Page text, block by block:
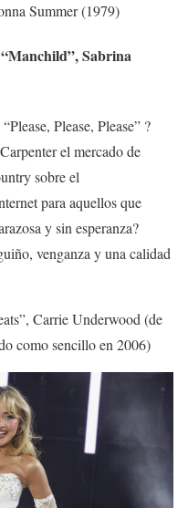
Summer (1979)
Sabrina
Please, Please” ?
el mercado de
sobre el
para aquellos que
y sin esperanza?
venganza y una calidad
Carrie Underwood (de
como sencillo en 2006)